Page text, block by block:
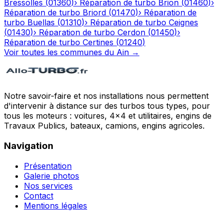
Bressolles (01360)› Réparation de turbo Brion (01460)›
Réparation de turbo Briord (01470)› Réparation de
turbo Buellas (01310)› Réparation de turbo Ceignes
(01430)› Réparation de turbo Cerdon (01450)›
Réparation de turbo Certines (01240)
Voir toutes les communes du Ain →
Notre savoir-faire et nos installations nous permettent
d'intervenir à distance sur des turbos tous types, pour
tous les moteurs : voitures, 4x4 et utilitaires, engins de
Travaux Publics, bateaux, camions, engins agricoles.
Navigation
Présentation
Galerie photos
Nos services
Contact
Mentions légales